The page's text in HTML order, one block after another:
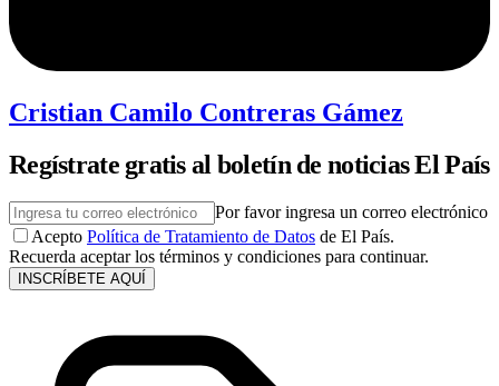
Cristian Camilo Contreras Gámez
Regístrate gratis al boletín de noticias El País
Por favor ingresa un correo electrónico
Acepto Política de Tratamiento de Datos de El País.
Recuerda aceptar los términos y condiciones para continuar.
INSCRÍBETE AQUÍ